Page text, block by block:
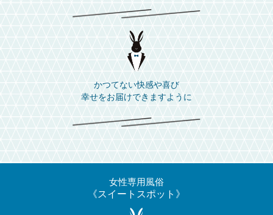
かつてない快感や喜び
幸せをお届けできますように
女性専用風俗
スイートスポット